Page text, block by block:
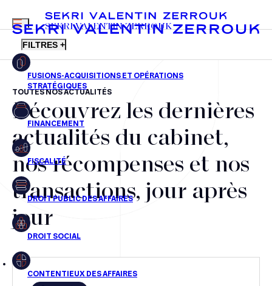
FR EN
MENU
SEKRI VALENTIN ZERROUK
FILTRES +
Fusions-acquisitions et opérations stratégiques
Financement
Fiscalité
Droit public des affaires
Droit social
Droit immobilier
TOUTES NOS ACTUALITÉS
Découvrez les dernières
actualités du cabinet,
nos récompenses et nos
transactions, jour après
jour